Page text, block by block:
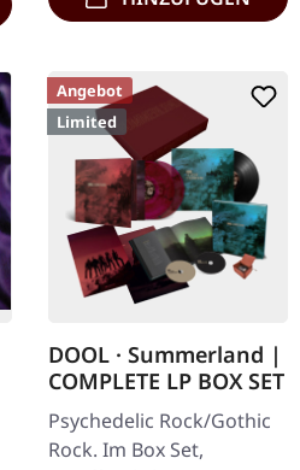
Angebot
Limited
DOOL · Summerland |
COMPLETE LP BOX SET
Psychedelic Rock/Gothic
Rock. Im Box Set,